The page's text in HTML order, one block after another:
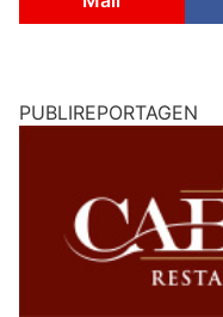
PUBLIREPORTAGEN